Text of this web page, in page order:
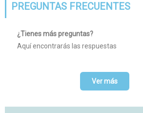
PREGUNTAS FRECUENTES
¿Tienes más preguntas?
Aquí encontrarás las respuestas
Ver más